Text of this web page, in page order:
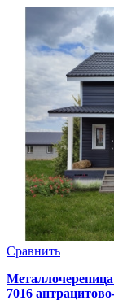
Сравнить
7016